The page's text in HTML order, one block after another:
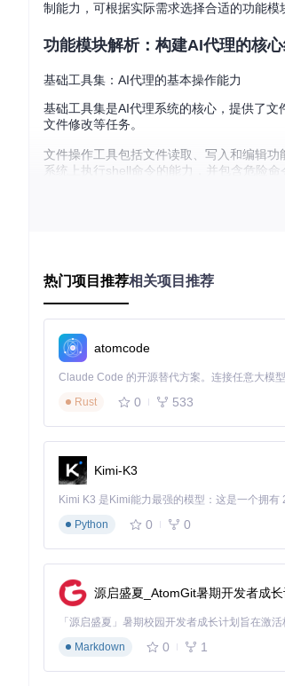
制能力，可根据实际需求选择合适的功能模
功能模块解析：构建AI代理的核
基础工具集：AI代理的基本操作能力
基础工具集是AI代理系统的核心，提供了文
文件修改等任务。
文件操作工具包括文件读取、写入和编辑
系统上执行shell命令的能力，并包含危险命
任务，提高工作效率。
任务管理工具通过维护任务列表，确保代
理保持工作的连续性和一致性。
任务管理工具源码：
子代理机制：功能专一的任务执行者 🤖
子代理机制是项目的核心创新点之一，允
(code)和规划型(plan)，每种类型具有不同
探索型子代理专注于代码搜索和分析，只
成实现策略和计划，不进行实际修改。这
子代理机制源码：agents/s04_subagent.py
图1：AI代理循环流程示意图，展示了代理
多智能体协作：团队化的AI开发模式 👥
多智能体协作模块引入了Agent Teams概
编码者(Coder)和审查者(Reviewer)，它们
这种团队协作模式模拟了人类软件开发团
热门项目推荐相关项目推荐
atomcode
Rust
0 533
Kimi-K3
Python
0 0
源启盛夏_AtomGit暑期开发者成长
Markdown
0 1